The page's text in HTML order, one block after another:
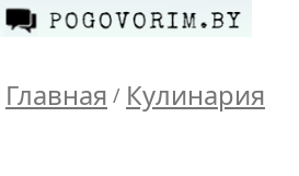
Главная / Кулинария